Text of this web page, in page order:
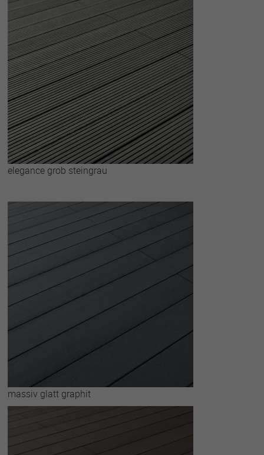
elegance grob steingrau
massiv glatt graphit